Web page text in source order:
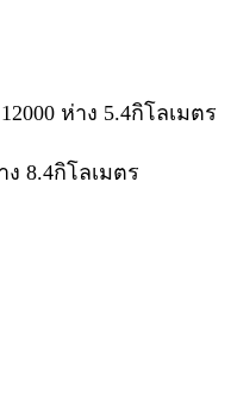
ห่าง 5.4กิโลเมตร
8.4กิโลเมตร